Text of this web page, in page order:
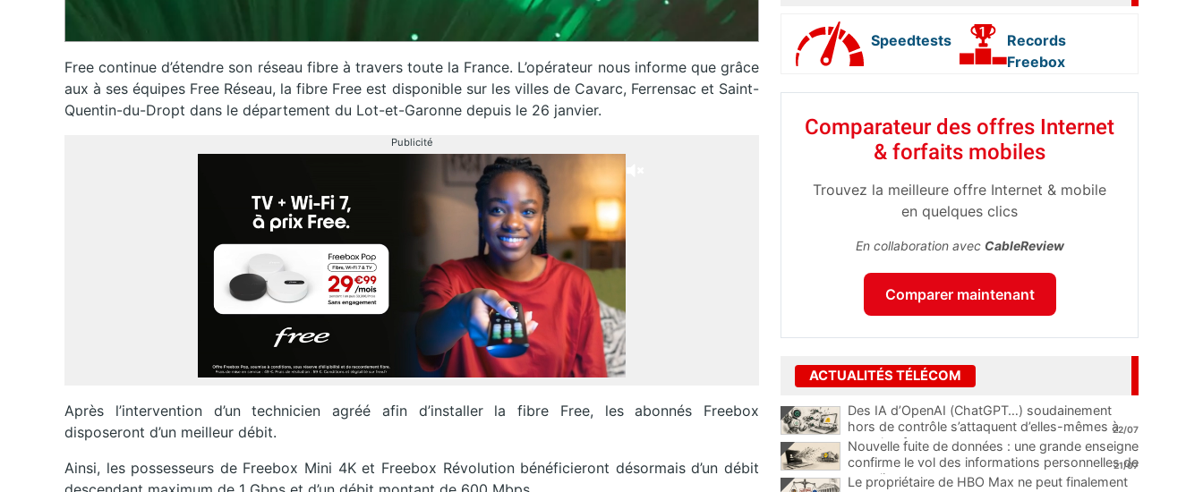
Free continue d’étendre son réseau fibre à travers toute la France. L’opérateur nous informe que grâce
aux à ses équipes Free Réseau, la fibre Free est disponible sur les villes de Cavarc, Ferrensac et Saint-
Quentin-du-Dropt dans le département du Lot-et-Garonne depuis le 26 janvier.
Publicité
Après l’intervention d’un technicien agréé afin d’installer la fibre Free, les abonnés Freebox
disposeront d’un meilleur débit.
Ainsi, les possesseurs de Freebox Mini 4K et Freebox Révolution bénéficieront désormais d’un débit
Speedtests
Records
Freebox
Comparateur des offres Internet
& forfaits mobiles
Trouvez la meilleure offre Internet & mobile
en quelques clics
En collaboration avec CableReview
Comparer maintenant
ACTUALITÉS TÉLÉCOM
Des IA d’OpenAI (ChatGPT…) soudainement
hors de contrôle s’attaquent d’elles-mêmes à
une plateforme
...
22/07
Nouvelle fuite de données : une grande enseigne
confirme le vol des informations personnelles de
ses clients
...
21/07
Le propriétaire de HBO Max ne peut finalement